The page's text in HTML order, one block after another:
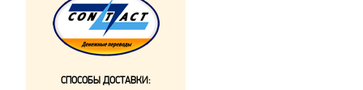
СПОСОБЫ ДОСТАВКИ: